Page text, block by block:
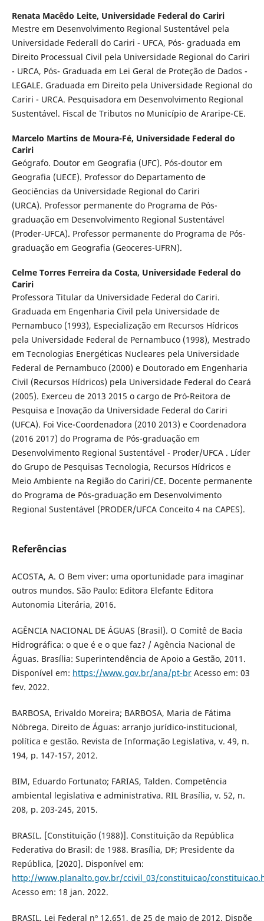
Renata Macêdo Leite, Universidade Federal do Cariri
Mestre em Desenvolvimento Regional Sustentável pela
Universidade Federall do Cariri - UFCA, Pós- graduada em
Direito Processual Civil pela Universidade Regional do Cariri
- URCA, Pós- Graduada em Lei Geral de Proteção de Dados -
LEGALE. Graduada em Direito pela Universidade Regional do
Cariri - URCA. Pesquisadora em Desenvolvimento Regional
Sustentável. Fiscal de Tributos no Município de Araripe-CE.
Marcelo Martins de Moura-Fé, Universidade Federal do
Cariri
Geógrafo. Doutor em Geografia (UFC). Pós-doutor em
Geografia (UECE). Professor do Departamento de
Geociências da Universidade Regional do Cariri
(URCA). Professor permanente do Programa de Pós-
graduação em Desenvolvimento Regional Sustentável
(Proder-UFCA). Professor permanente do Programa de Pós-
graduação em Geografia (Geoceres-UFRN).
Celme Torres Ferreira da Costa, Universidade Federal do
Cariri
Professora Titular da Universidade Federal do Cariri.
Graduada em Engenharia Civil pela Universidade de
Pernambuco (1993), Especialização em Recursos Hídricos
pela Universidade Federal de Pernambuco (1998), Mestrado
em Tecnologias Energéticas Nucleares pela Universidade
Federal de Pernambuco (2000) e Doutorado em Engenharia
Civil (Recursos Hídricos) pela Universidade Federal do Ceará
(2005). Exerceu de 2013 2015 o cargo de Pró-Reitora de
Pesquisa e Inovação da Universidade Federal do Cariri
(UFCA). Foi Vice-Coordenadora (2010 2013) e Coordenadora
(2016 2017) do Programa de Pós-graduação em
Desenvolvimento Regional Sustentável - Proder/UFCA . Líder
do Grupo de Pesquisas Tecnologia, Recursos Hídricos e
Meio Ambiente na Região do Cariri/CE. Docente permanente
do Programa de Pós-graduação em Desenvolvimento
Regional Sustentável (PRODER/UFCA Conceito 4 na CAPES).
Referências
ACOSTA, A. O Bem viver: uma oportunidade para imaginar
outros mundos. São Paulo: Editora Elefante Editora
Autonomia Literária, 2016.
AGÊNCIA NACIONAL DE ÁGUAS (Brasil). O Comitê de Bacia
Hidrográfica: o que é e o que faz? / Agência Nacional de
Águas. Brasília: Superintendência de Apoio a Gestão, 2011.
Disponível em: https://www.gov.br/ana/pt-brAcesso em: 03
fev. 2022.
BARBOSA, Erivaldo Moreira; BARBOSA, Maria de Fátima
Nóbrega. Direito de Águas: arranjo jurídico-institucional,
política e gestão. Revista de Informação Legislativa, v. 49, n.
194, p. 147-157, 2012.
BIM, Eduardo Fortunato; FARIAS, Talden. Competência
ambiental legislativa e administrativa. RIL Brasília, v. 52, n.
208, p. 203-245, 2015.
BRASIL. [Constituição (1988)]. Constituição da República
Federativa do Brasil: de 1988. Brasília, DF; Presidente da
República, [2020]. Disponível em:
http://www.planalto.gov.br/ccivil_03/constituicao/
Acesso em: 18 jan. 2022.
BRASIL. Lei Federal nº 12.651, de 25 de maio de 2012. Dispõe